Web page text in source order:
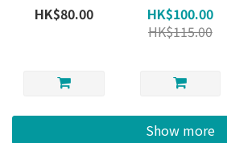
Sleeves 100ct
HK$80.00
Blood Red -
Matte Dual
Sleeves - 卡套
HK$100.00
HK$115.00
Show more